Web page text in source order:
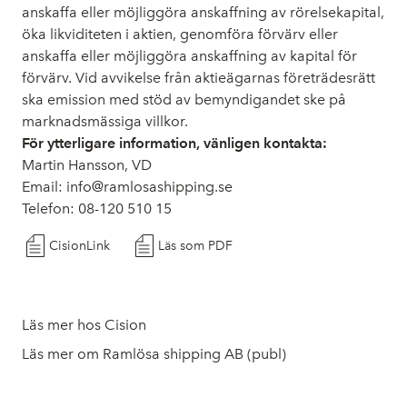
anskaffa eller möjliggöra anskaffning av rörelsekapital,
öka likviditeten i aktien, genomföra förvärv eller
anskaffa eller möjliggöra anskaffning av kapital för
förvärv. Vid avvikelse från aktieägarnas företrädesrätt
ska emission med stöd av bemyndigandet ske på
marknadsmässiga villkor.
För ytterligare information, vänligen kontakta:
Martin Hansson, VD
Email: info@ramlosashipping.se
Telefon: 08-120 510 15
CisionLink Läs som PDF
Läs mer hos Cision
Läs mer om Ramlösa shipping AB (publ)